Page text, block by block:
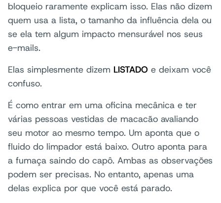
bloqueio raramente explicam isso. Elas não dizem
quem usa a lista, o tamanho da influência dela ou
se ela tem algum impacto mensurável nos seus
e-mails.
Elas simplesmente dizem LISTADO e deixam você
confuso.
É como entrar em uma oficina mecânica e ter
várias pessoas vestidas de macacão avaliando
seu motor ao mesmo tempo. Um aponta que o
fluido do limpador está baixo. Outro aponta para
a fumaça saindo do capô. Ambas as observações
podem ser precisas. No entanto, apenas uma
delas explica por que você está parado.